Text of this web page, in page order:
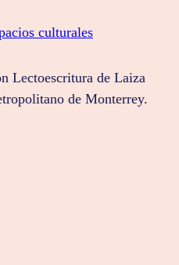
culturales
Lectoescritura de Laiza
de Monterrey.